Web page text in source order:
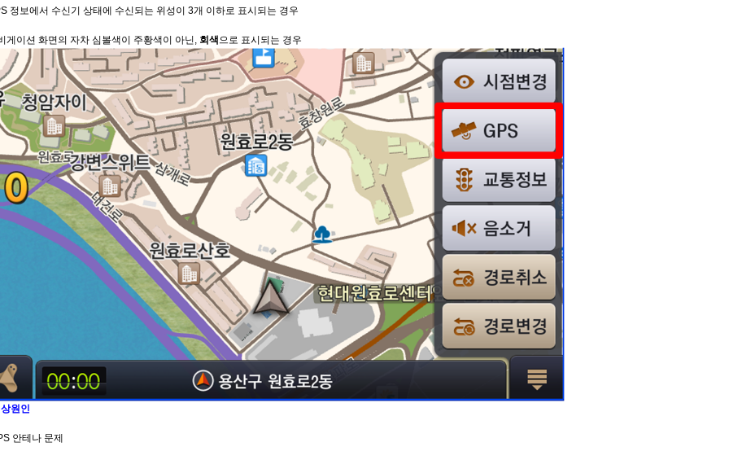
정보에서 수신기 상태에 수신되는 위성이 3개 이하로 표시되는 경우
게이션 화면의 자차 심볼색이 주황색이 아닌, 회색 으로 표시되는 경우
원인
안테나 문제